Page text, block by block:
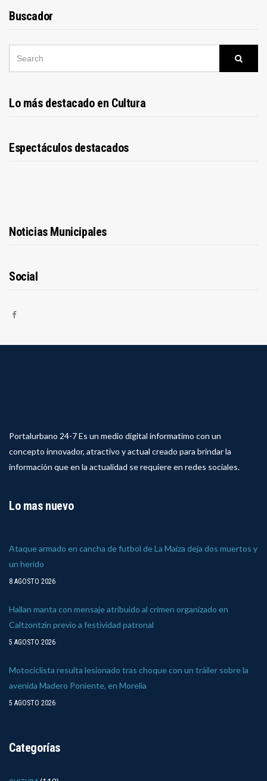
Buscador
Lo más destacado en Cultura
Espectáculos destacados
Noticias Municipales
Social
Portalurbano 24-7 Es un medio digital informatimo con un
concepto innovador, atractivo y actual creado para brindar la
información que en la actualidad se requiere en redes sociales.
Lo mas nuevo
Ataque armado en cancha de futbol de La Maiza deja dos muertos y
un herido
8 AGOSTO 2026
Hallan manta con mensaje atribuido al crimen organizado en
Caltzontzin previo a festividad patronal
5 AGOSTO 2026
Motociclista resulta lesionado tras choque con un tráiler sobre la
avenida Madero Poniente, en Morelia
5 AGOSTO 2026
Categorías